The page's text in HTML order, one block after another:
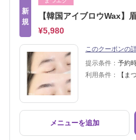
新
規
【韓国アイブロウWax
¥5,980
このクーポンの
提示条件： 予約
利用条件：
【ま
メニューを追加